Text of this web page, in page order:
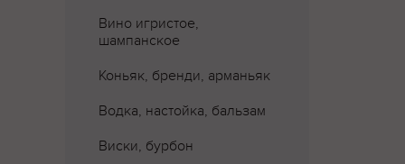
Вино игристое,
шампанское
Коньяк, бренди, арманьяк
Водка, настойка, бальзам
Виски, бурбон